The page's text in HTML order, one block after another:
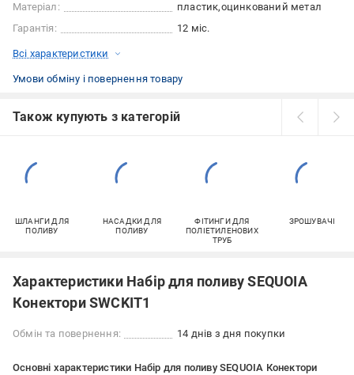
Матеріал:
пластик оцинкований метал
Гарантія:
12 міс.
Всі характеристики
Умови обміну і повернення товару
Також купують з категорій
ШЛАНГИ ДЛЯ
ПОЛИВУ
НАСАДКИ ДЛЯ
ПОЛИВУ
ФІТИНГИ ДЛЯ
ПОЛІЕТИЛЕНОВИХ
ТРУБ
ЗРОШУВАЧІ
Характеристики Набір для поливу SEQUOIA
Конектори SWCKIT1
Обмін та повернення: 14 днів з дня покупки
Основні характеристики Набір для поливу SEQUOIA Конектори